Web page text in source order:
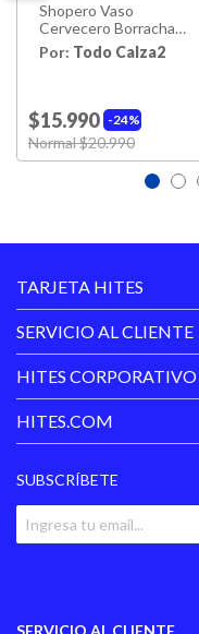
Shopero Vaso
Cervecero Borracha
Pero Buena Muchacha
Por: Todo Calza2
24%
$15.990
Price reduced from
Normal $20.990
TARJETA HITES
SERVICIO AL CLIENTE
HITES CORPORATIVO
HITES.COM
SUBSCRÍBETE